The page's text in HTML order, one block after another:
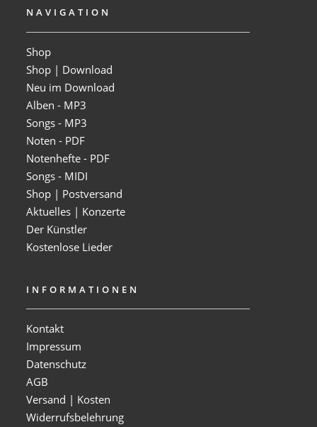
NAVIGATION
Shop
Shop | Download
Neu im Download
Alben - MP3
Songs - MP3
Noten - PDF
Notenhefte - PDF
Songs - MIDI
Shop | Postversand
Aktuelles | Konzerte
Der Künstler
Kostenlose Lieder
INFORMATIONEN
Kontakt
Impressum
Datenschutz
AGB
Versand | Kosten
Widerrufsbelehrung